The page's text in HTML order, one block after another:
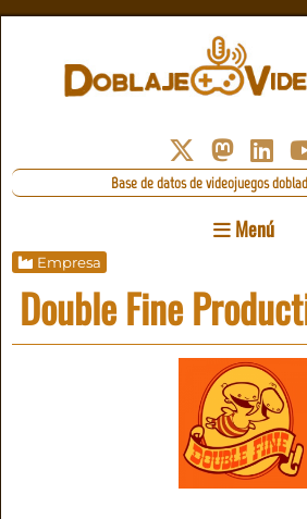
Base de datos de videojuegos
Menú
Empresa
Double Fine